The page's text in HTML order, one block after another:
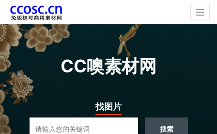
CC噢素材网
找图片
搜索